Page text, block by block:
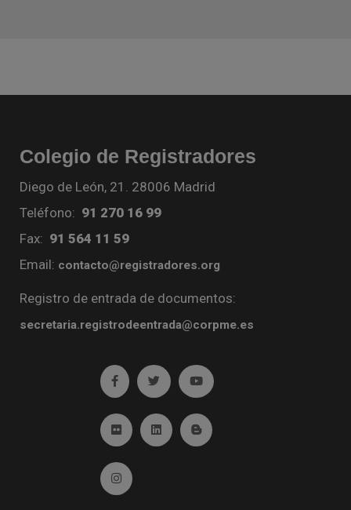
Colegio de Registradores
Diego de León, 21. 28006 Madrid
Teléfono: 91 270 16 99
Fax: 91 564 11 59
Email: contacto@registradores.org
Registro de entrada de documentos:
secretaria.registrodeentrada@corpme.es
Ir a facebook (abre en ventana nueva)
Ir a twitter (abre en ventana nueva)
Ir a YouTube (abre en
Ir a Flickr (abre en ventana nueva)
Ir a Linkedin (abre en ventana nueva)
Ir al Blog (abre en ventana
Ir a Instagram (abre en ventana nueva)